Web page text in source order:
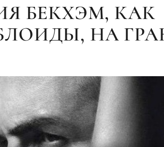
БЕКХЭМ, КАК
НА